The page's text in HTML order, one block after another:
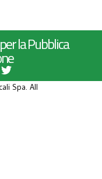
la Pubblica
Spa. All